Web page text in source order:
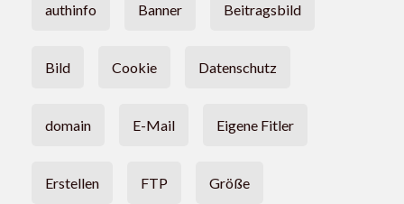
authinfo Banner Beitragsbild
Bild Cookie Datenschutz
domain E-Mail Eigene Fitler
Erstellen FTP Größe